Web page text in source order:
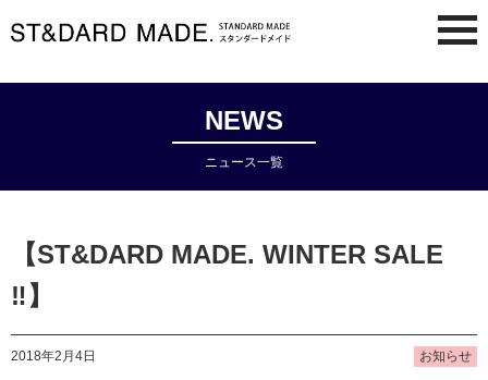
NEWS
ニュース一覧
【ST&DARD MADE. WINTER SALE
‼︎】
2018年2月4日 お知らせ